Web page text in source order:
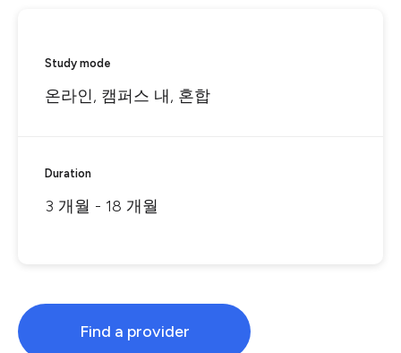
Study mode
온라인, 캠퍼스 내, 혼합
Duration
3 개월 - 18 개월
Find a provider